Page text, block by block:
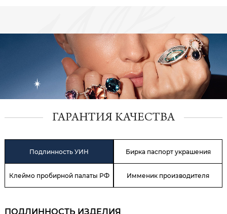
ГАРАНТИЯ КАЧЕСТВА
Подлинность УИН Бирка паспорт украшения
Клеймо пробирной палаты РФ Имменик производителя
ПОДЛИННОСТЬ ИЗДЕЛИЯ